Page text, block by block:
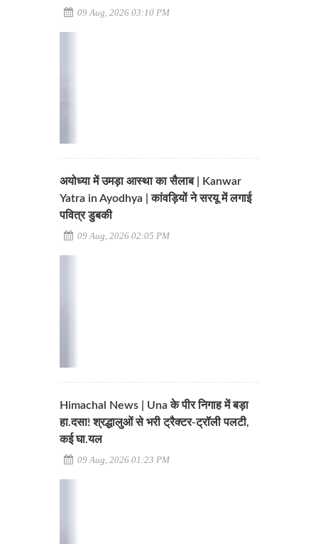
09 Aug, 2026 03:10 PM
अयोध्या में उमड़ा आस्था का सैलाब | Kanwar
Yatra in Ayodhya | कांवड़ियों ने सरयू में लगाई
पवित्र डुबकी
09 Aug, 2026 02:05 PM
Himachal News | Una के पीर निगाह में बड़ा
हा.दसा! श्रद्धालुओं से भरी ट्रैक्टर-ट्रॉली पलटी,
कई घा.यल
09 Aug, 2026 01:23 PM